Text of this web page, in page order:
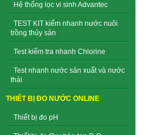
Hệ thống lọc vi sinh Advantec
TEST KIT kiểm nhanh nước nuôi
trồng thủy sản
Test kiểm tra nhanh Chlorine
Test nhanh nước sản xuất và nước
thải
THIẾT BỊ ĐO NƯỚC ONLINE
Thiết bị đo pH